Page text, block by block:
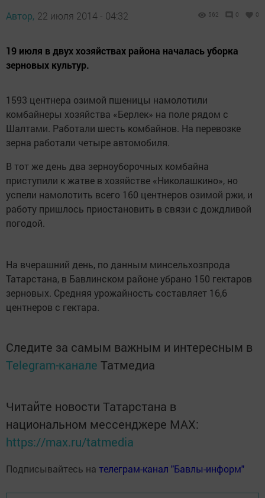
Автор, 22 июля 2014 - 04:32 562 0 0
19 июля в двух хозяйствах района началась уборка
зерновых культур.
1593 центнера озимой пшеницы намолотили
комбайнеры хозяйства «Берлек» на поле рядом с
Шалтами. Работали шесть комбайнов. На перевозке
зерна работали четыре автомобиля.
В тот же день два зерноуборочных комбайна
приступили к жатве в хозяйстве «Николашкино», но
успели намолотить всего 160 центнеров озимой ржи, и
работу пришлось приостановить в связи с дождливой
погодой.
На вчерашний день, по данным минсельхозпрода
Татарстана, в Бавлинском районе убрано 150 гектаров
зерновых. Средняя урожайность составляет 16,6
центнеров с гектара.
Следите за самым важным и интересным в
Telegram-канале Татмедиа
Читайте новости Татарстана в
национальном мессенджере MАХ:
https://max.ru/tatmedia
Подписывайтесь на телеграм-канал "Бавлы-информ"